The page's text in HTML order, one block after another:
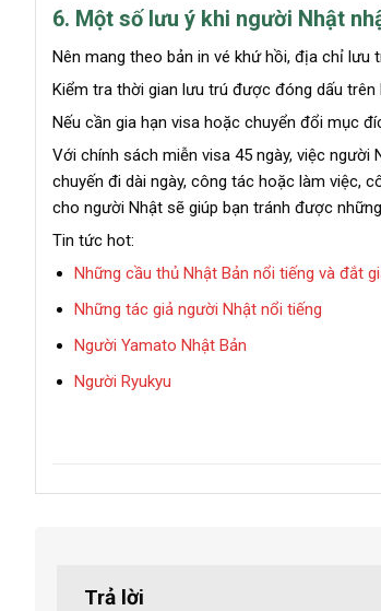
6. Một số lưu ý khi người Nhật
Nên mang theo bản in vé khứ hồi, địa chỉ lưu
Kiểm tra thời gian lưu trú được đóng dấu
Nếu cần gia hạn visa hoặc chuyển đổi mục
Với chính sách miễn visa 45 ngày, việc người
chuyến đi dài ngày, công tác hoặc làm việc,
cho người Nhật sẽ giúp bạn tránh được
Tin tức hot:
Những cầu thủ Nhật Bản nổi tiếng và đắt
Những tác giả người Nhật nổi tiếng
Người Yamato Nhật Bản
Người Ryukyu
Trả lời